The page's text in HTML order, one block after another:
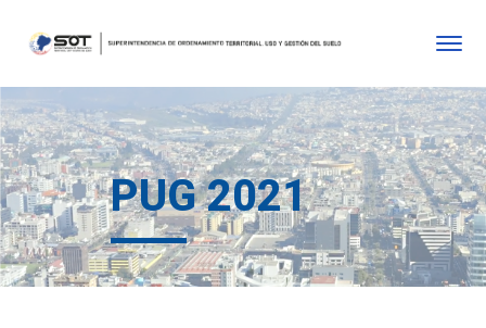
PUG 2021